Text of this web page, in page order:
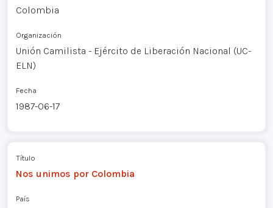
Colombia
Organización
Unión Camilista - Ejército de Liberación Nacional (UC-
ELN)
Fecha
1987-06-17
Título
Nos unimos por Colombia
País